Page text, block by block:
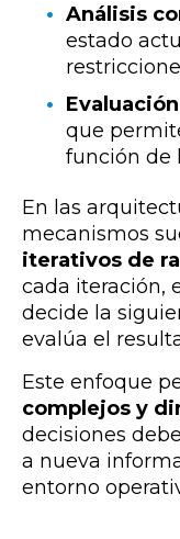
Análisis
estado
que
función de
En las
mecanismos
iterativos de
cada iteración,
decide la
evalúa el
Este enfoque
complejos y
decisiones
a nueva
entorno